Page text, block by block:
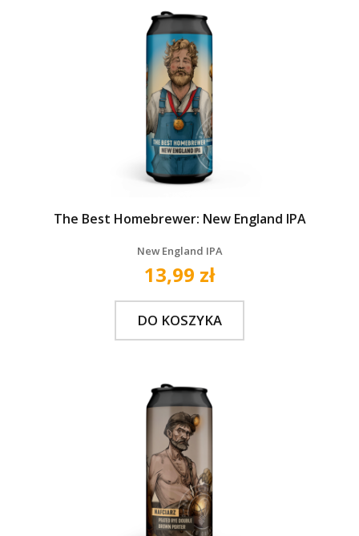
The Best Homebrewer: New England IPA
New England IPA
13,99 zł
DO KOSZYKA